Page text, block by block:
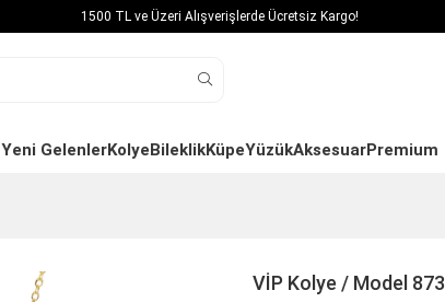
1500 TL ve Üzeri Alışverişlerde Ücretsiz Kargo!
Yeni GelenlerKolyeBileklikKüpeYüzükAksesuarPremium
VİP Kolye / Model 873